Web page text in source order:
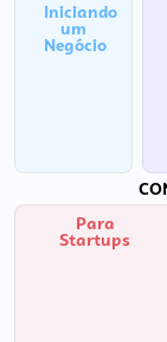
Iniciando
um
Negócio
Para
Startups